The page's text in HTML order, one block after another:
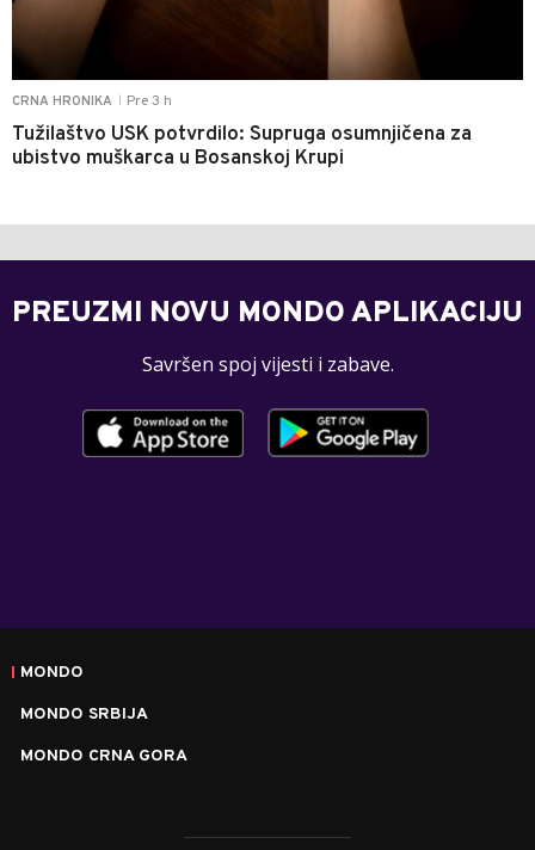
CRNA HRONIKA Pre 3 h
Tužilaštvo USK potvrdilo: Supruga osumnjičena za
ubistvo muškarca u Bosanskoj Krupi
PREUZMI NOVU MONDO APLIKACIJU
Savršen spoj vijesti i zabave.
MONDO
MONDO SRBIJA
MONDO CRNA GORA